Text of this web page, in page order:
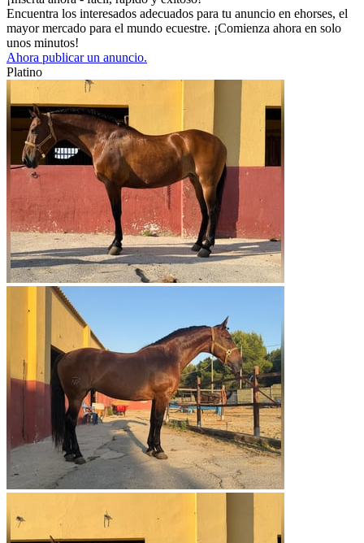
Encuentra los interesados adecuados para tu anuncio en ehorses, el
mayor mercado para el mundo ecuestre. ¡Comienza ahora en solo
unos minutos!
Ahora publicar un anuncio.
Platino